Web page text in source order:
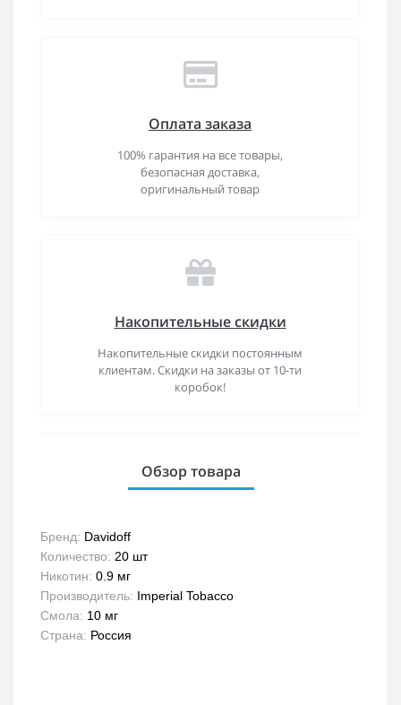
Оплата заказа
100% гарантия на все товары,
безопасная доставка,
оригинальный товар
Накопительные скидки
Накопительные скидки постоянным
клиентам. Скидки на заказы от 10-ти
коробок!
Обзор товара
Бренд: Davidoff
Количество: 20 шт
Никотин: 0.9 мг
Производитель: Imperial Tobacco
Смола: 10 мг
Страна: Россия